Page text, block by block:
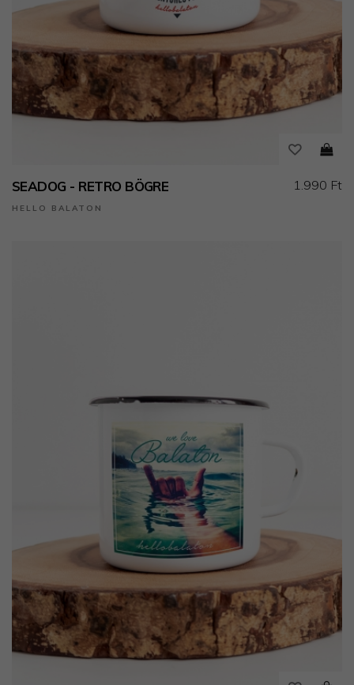
SEADOG - RETRO BÖGRE
HELLO BALATON
1.990 Ft